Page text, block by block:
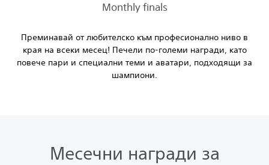
Monthly finals
Преминавай от любителско към професионално ниво в
края на всеки месец! Печели по-големи награди, като
повече пари и специални теми и аватари, подходящи за
шампиони.
Месечни награди за